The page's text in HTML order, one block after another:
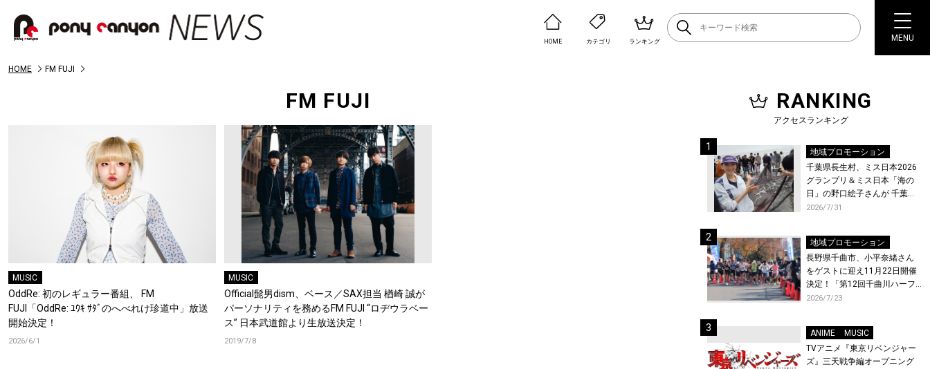
HOME カテゴリ ランキング MENU
HOME FM FUJI
FM FUJI
MUSIC
OddRe: 初のレギュラー番組、 FM
FUJI「OddRe: ﾕｳｷ ｻﾀﾞのへべれけ珍道中」放送
開始決定！
2026/6/1
MUSIC
Official髭男dism、ベース／SAX担当 楢崎 誠が
パーソナリティを務めるFM FUJI “ロヂウラベー
ス” 日本武道館より生放送決定！
2019/7/8
RANKING
アクセスランキング
地域プロモーション
千葉県長生村、ミス日本2026
グランプリ＆ミス日本「海の
日」の野口絵子さんが 千葉県
唯一の村・長生村で地引網を
2026/7/31
地域プロモーション
長野県千曲市、小平奈緒さん
をゲストに迎え11月22日開催
決定！「第12回千曲川ハーフ
マラソン」エントリー受付開
2026/7/23
ANIME
MUSIC
TVアニメ『東京リベンジャー
ズ』三天戦争編オープニング